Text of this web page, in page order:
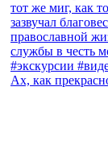
Ах, как